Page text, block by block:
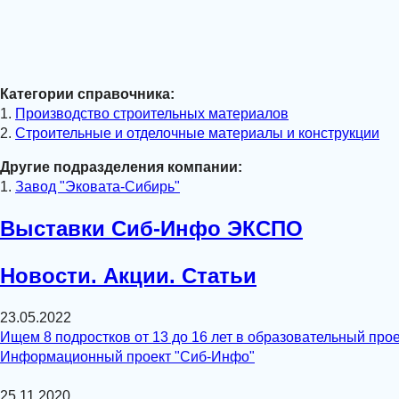
Категории справочника:
1. Производство строительных материалов
2. Строительные и отделочные материалы и конструкции
Другие подразделения компании:
1. Завод "Эковата-Сибирь"
Выставки Сиб-Инфо ЭКСПО
Новости. Акции. Статьи
23.05.2022
Ищем 8 подростков от 13 до 16 лет в образовательный
Информационный проект "Сиб-Инфо"